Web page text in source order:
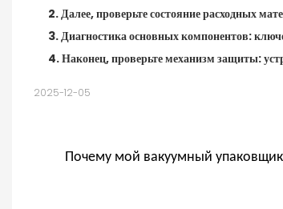
2. Далее, проверьте состояние расходных
3. Диагностика основных компонентов:
4. Наконец, проверьте механизм защиты:
2025-12-05
Почему мой вакуумный